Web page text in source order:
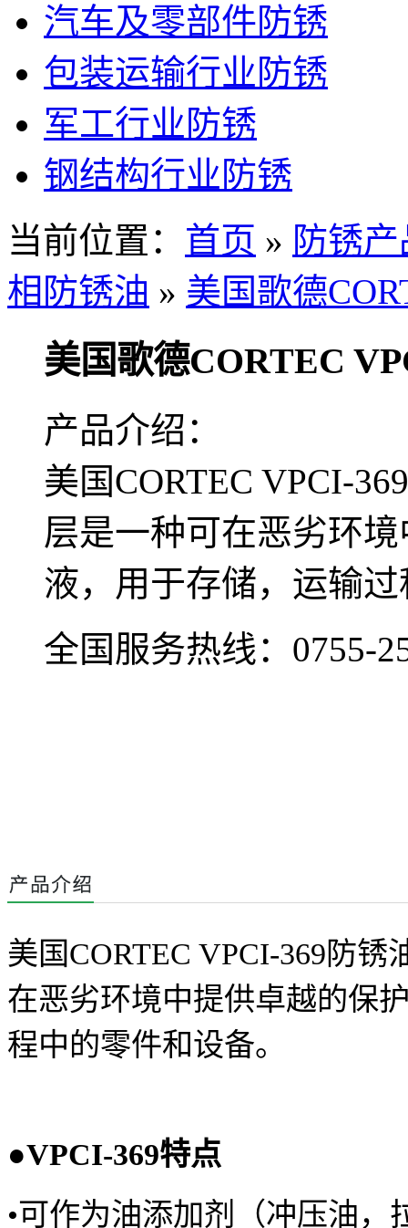
汽车及零部件防锈
包装运输行业防锈
军工行业防锈
钢结构行业防锈
当前位置： 首页 » 防锈
相防锈油 » 美国歌德
美国歌德CORTEC
产品介绍：
美国CORTEC VPCI-
层是一种可在恶劣环
液，用于存储，运输
全国服务热线： 0755-
美国 CORTEC VPCI-369防锈
在恶劣环境中提供卓越的保
程中的零件和设备。
●VPCI-369特点
•可作为油添加剂（冲压油，